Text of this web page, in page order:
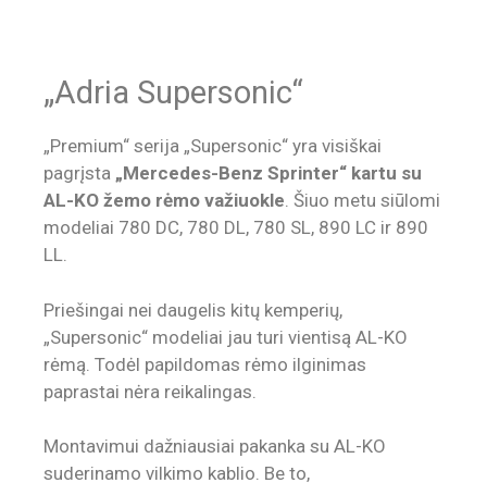
„Adria Supersonic“
„Premium“ serija „Supersonic“ yra visiškai
pagrįsta „Mercedes-Benz Sprinter“ kartu su
AL-KO žemo rėmo važiuokle. Šiuo metu siūlomi
modeliai 780 DC, 780 DL, 780 SL, 890 LC ir 890
LL.
Priešingai nei daugelis kitų kemperių,
„Supersonic“ modeliai jau turi vientisą AL-KO
rėmą. Todėl papildomas rėmo ilginimas
paprastai nėra reikalingas.
Montavimui dažniausiai pakanka su AL-KO
suderinamo vilkimo kablio. Be to,